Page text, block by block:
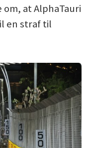
at AlphaTauri
en straf til